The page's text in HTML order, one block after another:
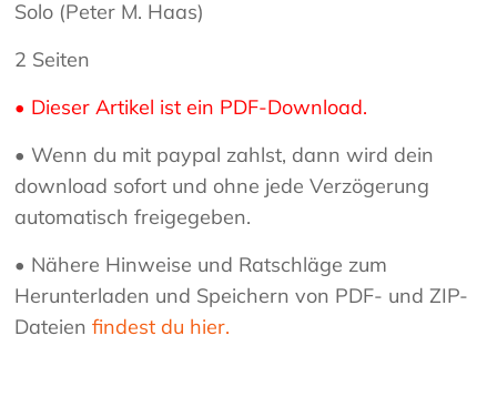
Solo (Peter M. Haas)
2 Seiten
• Dieser Artikel ist ein PDF-Download.
• Wenn du mit paypal zahlst, dann wird dein
download sofort und ohne jede Verzögerung
automatisch freigegeben.
• Nähere Hinweise und Ratschläge zum
Herunterladen und Speichern von PDF- und ZIP-
Dateienfindest du hier.